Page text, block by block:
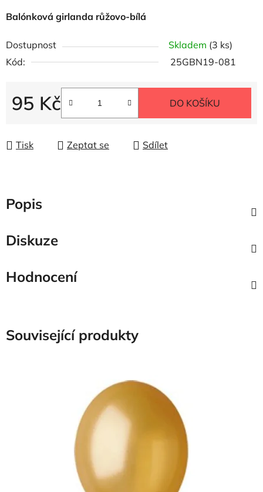
Balónková girlanda růžovo-bílá
Dostupnost Skladem (3 ks)
Kód:
25GBN19-081
95 Kč
Měrná cena:
DO KOŠÍKU
Tisk Zeptat se Sdílet
Popis
Diskuze
Hodnocení
Související produkty